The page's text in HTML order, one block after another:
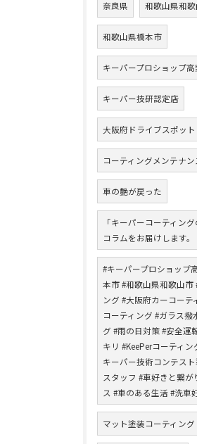
奈良県 和歌山県和
和歌山県橋本市
キーパープロショップ高
キーパー技研認定店
大阪府ドライブスポット
コーティングメンテナン
車の艶が戻った
「キーパーコーティン
コラムをお届けします。
#キーパープロショップ
本市 #和歌山県和歌山市
ング #大阪府カーコーテ
コーティング #ガラス撥
グ #雨の日対策 #安全運
キリ #KeePerコーティ
キーパー技術コンテス
スタッフ #車好きと繋
ス #車のある生活 #洗車
マット塗装コーティング